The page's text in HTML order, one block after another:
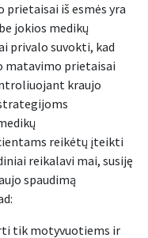
iš esmės yra
jokios medikų
privalo suvokti, kad
matavimo prietaisai
kraujo
reikėtų įteikti
reikalavi mai, susiję
spaudimą
tik motyvuotiems ir